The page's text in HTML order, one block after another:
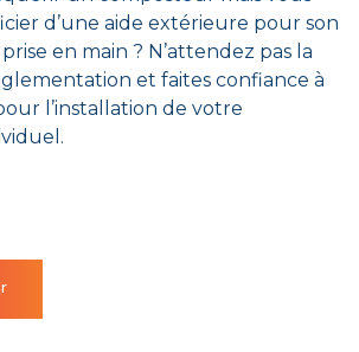
d’une aide extérieure pour son
en main ? N’attendez pas la
et faites confiance à
l’installation de votre